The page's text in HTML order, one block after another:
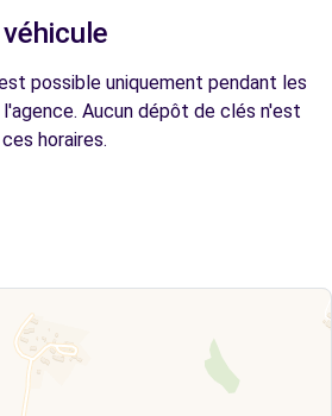
possible uniquement pendant les
Aucun dépôt de clés n'est
horaires.